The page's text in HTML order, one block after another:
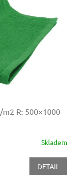
m2 R: 500×1000
Skladem
DETAIL